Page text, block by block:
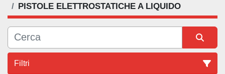
PISTOLE ELETTROSTATICHE A LIQUIDO
Filtri